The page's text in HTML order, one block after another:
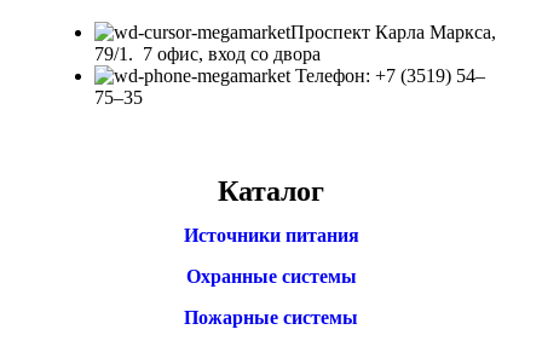
​Проспект Карла Маркса,
79/1. 7 офис, вход со двора
Телефон: +7 (3519) 54‒
75‒35
Каталог
Источники питания
Охранные системы
Пожарные системы